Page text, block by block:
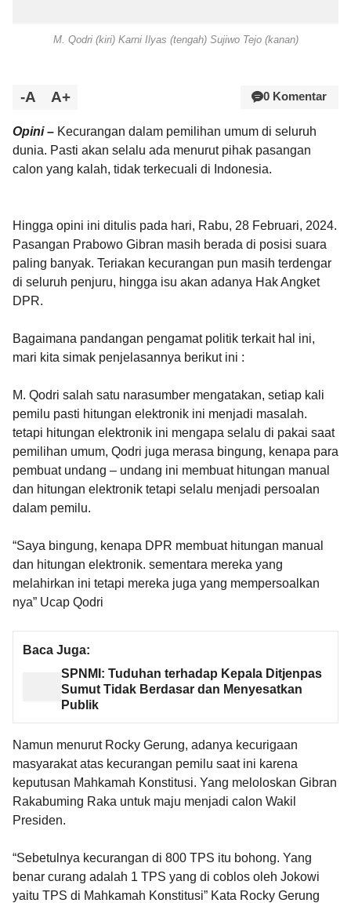
M. Qodri (kiri) Karni Ilyas (tengah) Sujiwo Tejo (kanan)
-A A+ 0 Komentar
Opini – Kecurangan dalam pemilihan umum di seluruh
dunia. Pasti akan selalu ada menurut pihak pasangan
calon yang kalah, tidak terkecuali di Indonesia.
Hingga opini ini ditulis pada hari, Rabu, 28 Februari, 2024.
Pasangan Prabowo Gibran masih berada di posisi suara
paling banyak. Teriakan kecurangan pun masih terdengar
di seluruh penjuru, hingga isu akan adanya Hak Angket
DPR.
Bagaimana pandangan pengamat politik terkait hal ini,
mari kita simak penjelasannya berikut ini :
M. Qodri salah satu narasumber mengatakan, setiap kali
pemilu pasti hitungan elektronik ini menjadi masalah.
tetapi hitungan elektronik ini mengapa selalu di pakai saat
pemilihan umum, Qodri juga merasa bingung, kenapa para
pembuat undang – undang ini membuat hitungan manual
dan hitungan elektronik tetapi selalu menjadi persoalan
dalam pemilu.
“Saya bingung, kenapa DPR membuat hitungan manual
dan hitungan elektronik. sementara mereka yang
melahirkan ini tetapi mereka juga yang mempersoalkan
nya” Ucap Qodri
Baca Juga:
SPNMI: Tuduhan terhadap Kepala Ditjenpas
Sumut Tidak Berdasar dan Menyesatkan
Publik
Namun menurut Rocky Gerung, adanya kecurigaan
masyarakat atas kecurangan pemilu saat ini karena
keputusan Mahkamah Konstitusi. Yang meloloskan Gibran
Rakabuming Raka untuk maju menjadi calon Wakil
Presiden.
“Sebetulnya kecurangan di 800 TPS itu bohong. Yang
benar curang adalah 1 TPS yang di coblos oleh Jokowi
yaitu TPS di Mahkamah Konstitusi” Kata Rocky Gerung